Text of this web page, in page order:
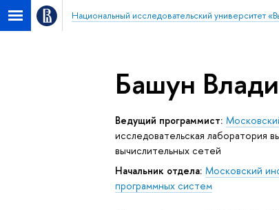
Национальный исследовательский университет
Башун
Ведущий программист:
исследовательская лаборатория
вычислительных сетей
Начальник отдела: Московский
программных систем